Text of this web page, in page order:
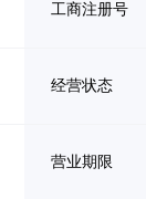
工商注册号
经营状态
营业期限